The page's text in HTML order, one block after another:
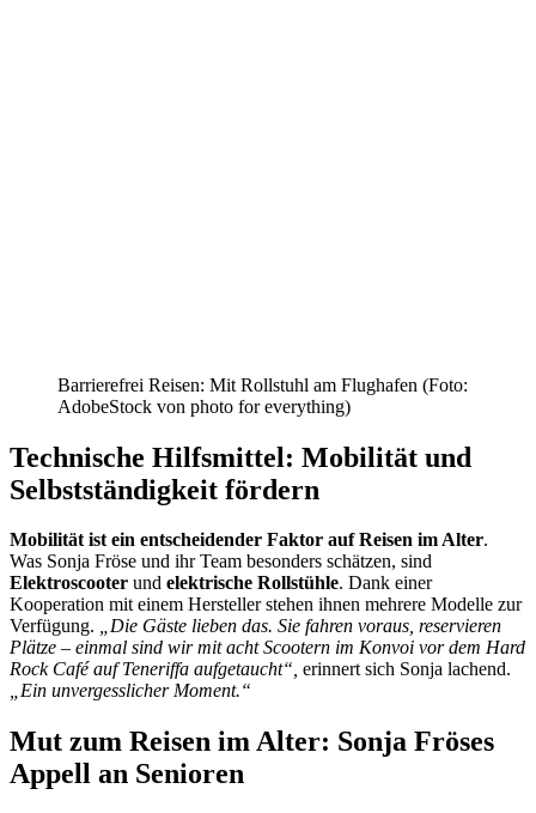
Barrierefrei Reisen: Mit Rollstuhl am Flughafen (Foto:
AdobeStock von photo for everything)
Technische Hilfsmittel: Mobilität und
Selbstständigkeit fördern
Mobilität ist ein entscheidender Faktor auf Reisen im Alter.
Was Sonja Fröse und ihr Team besonders schätzen, sind
Elektroscooter und elektrische Rollstühle. Dank einer
Kooperation mit einem Hersteller stehen ihnen mehrere Modelle zur
Verfügung. „Die Gäste lieben das. Sie fahren voraus, reservieren
Plätze – einmal sind wir mit acht Scootern im Konvoi vor dem Hard
Rock Café auf Teneriffa aufgetaucht“, erinnert sich Sonja lachend.
„Ein unvergesslicher Moment.“
Mut zum Reisen im Alter: Sonja Fröses
Appell an Senioren